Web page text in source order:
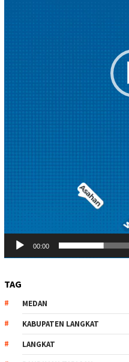
00:00
TAG
MEDAN
KABUPATEN LANGKAT
LANGKAT